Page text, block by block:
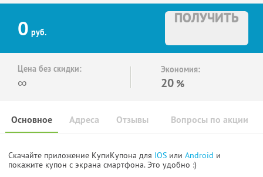
0 руб.
ПОЛУЧИТЬ
Цена без скидки:
∞
Экономия:
20 %
Основное Отзывы Вопросы по акции
Адреса
Скачайте приложение КупиКупона для IOS или Android и
покажите купон с экрана смартфона. Это удобно :)